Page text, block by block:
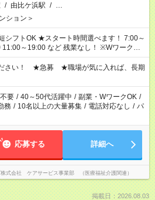
/ 由比ケ浜駅 / …
ション＞
時間選べます！ 7:00～
～19:00 など 残業なし！ ※Wワークの
合わせ週40時間超の就業はご案内できませ
週20時間以上勤務は社会保険への加入対象
派遣法（日雇い派遣の原則禁止）により、
業はご案内が難しい場合があります
ださい！ ★急募 ★職場が気に入れば、長期
要 / 40～50代活躍中 / 副業・WワークOK /
務 / 10名以上の大量募集 / 電話対応なし / パ
応募する 詳細へ
株式会社 ケアサービス事業部 （医療福祉介護関連）
掲載日：2026.08.03